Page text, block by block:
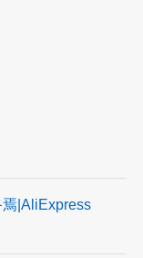
焉|AliExpress